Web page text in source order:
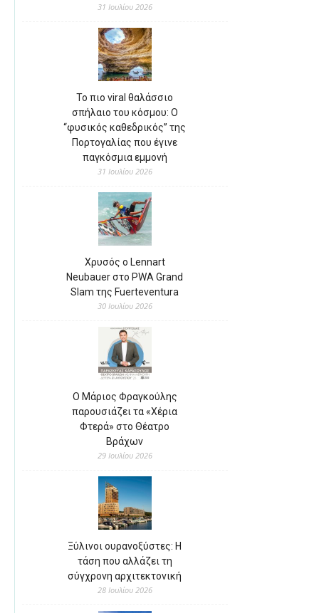
31 Ιουλίου 2026
Το πιο viral θαλάσσιο
σπήλαιο του κόσμου: Ο
“φυσικός καθεδρικός” της
Πορτογαλίας που έγινε
παγκόσμια εμμονή
31 Ιουλίου 2026
Χρυσός ο Lennart
Neubauer στο PWA Grand
Slam της Fuerteventura
30 Ιουλίου 2026
Ο Μάριος Φραγκούλης
παρουσιάζει τα «Χέρια
Φτερά» στο Θέατρο
Βράχων
29 Ιουλίου 2026
Ξύλινοι ουρανοξύστες: Η
τάση που αλλάζει τη
σύγχρονη αρχιτεκτονική
28 Ιουλίου 2026